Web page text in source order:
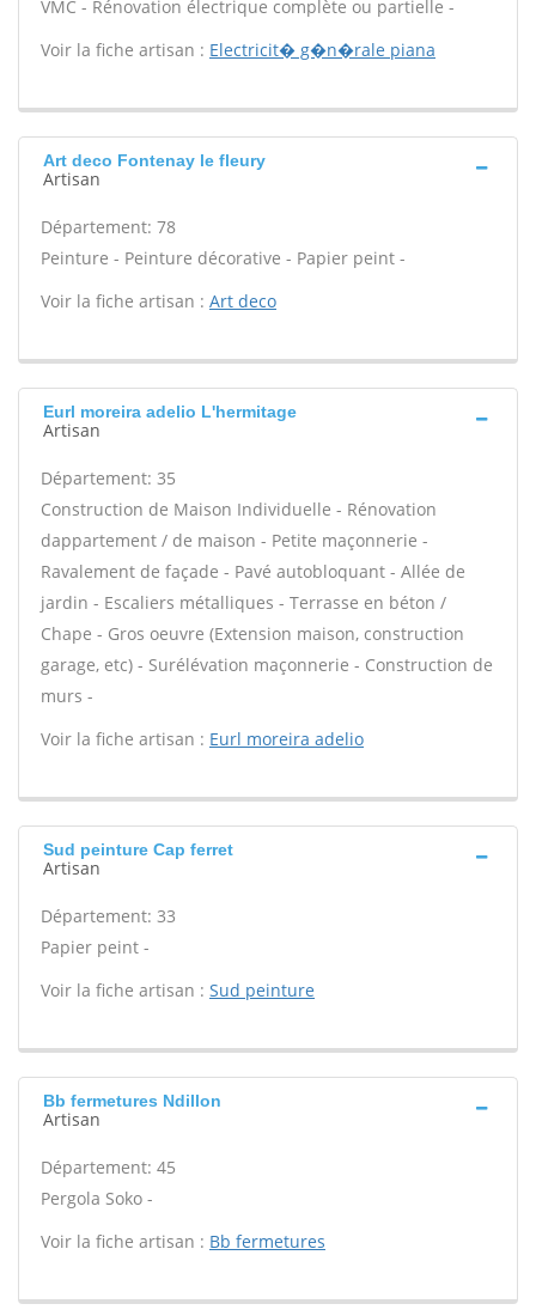
VMC - Rénovation électrique complète ou partielle -
Voir la fiche artisan : Electricit� g�n�rale piana
Art deco Fontenay le fleury
Artisan
Département: 78
Peinture - Peinture décorative - Papier peint -
Voir la fiche artisan : Art deco
Eurl moreira adelio L'hermitage
Artisan
Département: 35
Construction de Maison Individuelle - Rénovation
dappartement / de maison - Petite maçonnerie -
Ravalement de façade - Pavé autobloquant - Allée de
jardin - Escaliers métalliques - Terrasse en béton /
Chape - Gros oeuvre (Extension maison, construction
garage, etc) - Surélévation maçonnerie - Construction de
murs -
Voir la fiche artisan : Eurl moreira adelio
Sud peinture Cap ferret
Artisan
Département: 33
Papier peint -
Voir la fiche artisan : Sud peinture
Bb fermetures Ndillon
Artisan
Département: 45
Pergola Soko -
Voir la fiche artisan : Bb fermetures